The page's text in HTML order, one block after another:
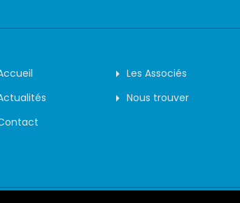
Les Associés
Nous trouver